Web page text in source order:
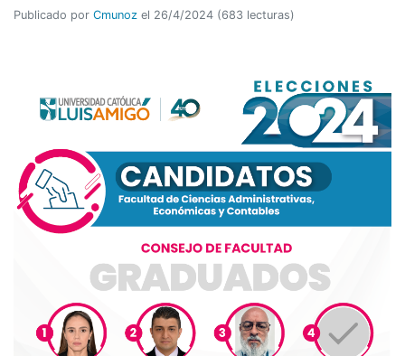
Publicado por Cmunoz el 26/4/2024 (683 lecturas)